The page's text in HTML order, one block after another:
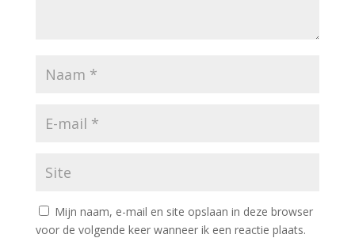
Mijn naam, e-mail en site opslaan in deze browser
voor de volgende keer wanneer ik een reactie plaats.